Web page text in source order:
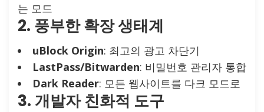
는 모드
2. 풍부한 확장 생태계
uBlock Origin: 최고의 광고 차단기
LastPass/Bitwarden: 비밀번호 관리자 통합
Dark Reader: 모든 웹사이트를 다크 모드로
3. 개발자 친화적 도구